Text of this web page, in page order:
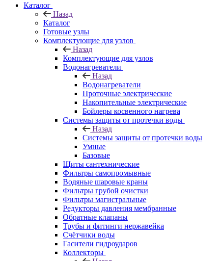
Каталог
Назад
Каталог
Готовые узлы
Комплектующие для узлов
Назад
Комплектующие для узлов
Водонагреватели
Назад
Водонагреватели
Проточные электрические
Накопительные электрические
Бойлеры косвенного нагрева
Системы защиты от протечки воды
Назад
Системы защиты от протечки воды
Умные
Базовые
Щиты сантехнические
Фильтры самопромывные
Водяные шаровые краны
Фильтры грубой очистки
Фильтры магистральные
Редукторы давления мембранные
Обратные клапаны
Трубы и фитинги нержавейка
Счётчики воды
Гасители гидроударов
Коллекторы